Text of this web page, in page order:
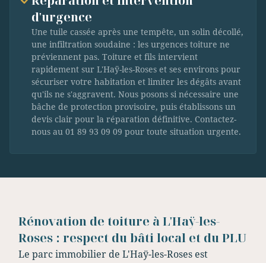
d'urgence
Une tuile cassée après une tempête, un solin décollé,
une infiltration soudaine : les urgences toiture ne
préviennent pas. Toiture et fils intervient
rapidement sur L'Haÿ-les-Roses et ses environs pour
sécuriser votre habitation et limiter les dégâts avant
qu'ils ne s'aggravent. Nous posons si nécessaire une
bâche de protection provisoire, puis établissons un
devis clair pour la réparation définitive. Contactez-
nous au 01 89 93 09 09 pour toute situation urgente.
Rénovation de toiture à L'Haÿ-les-
Roses : respect du bâti local et du PLU
Le parc immobilier de L'Haÿ-les-Roses est